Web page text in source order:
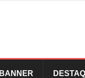
BANNER